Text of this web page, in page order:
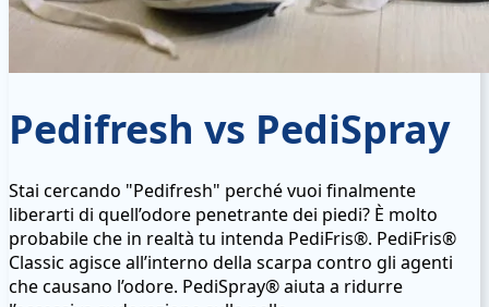
Pedifresh vs PediSpray
Stai cercando "Pedifresh" perché vuoi finalmente
liberarti di quell’odore penetrante dei piedi? È molto
probabile che in realtà tu intenda PediFris®. PediFris®
Classic agisce all’interno della scarpa contro gli agenti
che causano l’odore. PediSpray® aiuta a ridurre